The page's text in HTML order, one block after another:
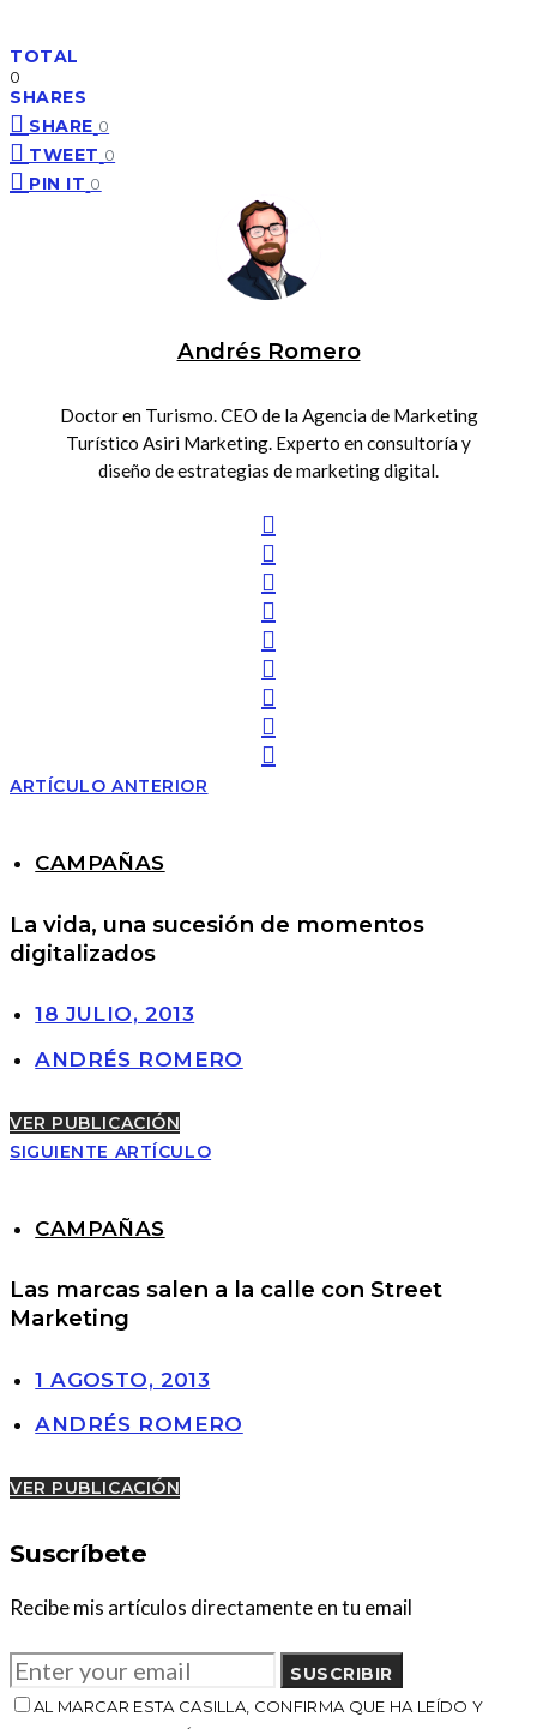
TOTAL
0
SHARES
SHARE 0
TWEET 0
PIN IT 0
Andrés Romero
Doctor en Turismo. CEO de la Agencia de Marketing
Turístico Asiri Marketing. Experto en consultoría y
diseño de estrategias de marketing digital.
ARTÍCULO ANTERIOR
CAMPAÑAS
La vida, una sucesión de momentos
digitalizados
18 JULIO, 2013
ANDRÉS ROMERO
VER PUBLICACIÓN
SIGUIENTE ARTÍCULO
CAMPAÑAS
Las marcas salen a la calle con Street
Marketing
1 AGOSTO, 2013
ANDRÉS ROMERO
VER PUBLICACIÓN
Suscríbete
Recibe mis artículos directamente en tu email
SUSCRIBIR
AL MARCAR ESTA CASILLA, CONFIRMA QUE HA LEÍDO Y